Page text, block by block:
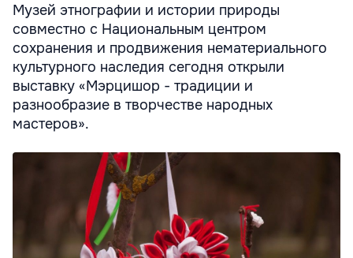
Музей этнографии и истории природы
совместно с Национальным центром
сохранения и продвижения нематериального
культурного наследия сегодня открыли
выставку «Мэрцишор - традиции и
разнообразие в творчестве народных
мастеров».